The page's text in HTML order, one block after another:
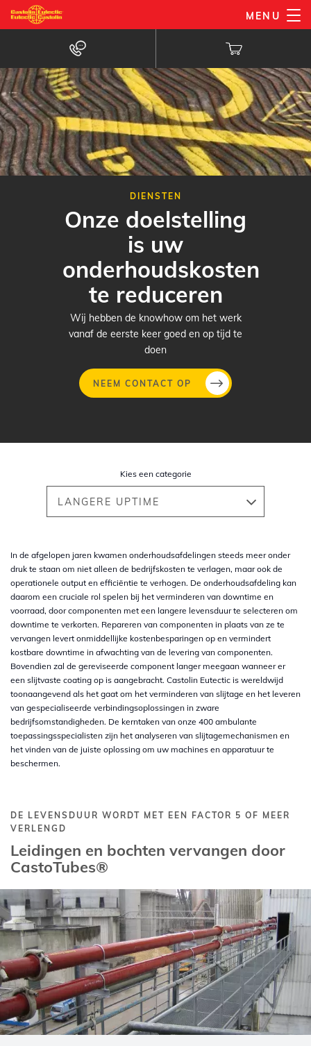
Overslaan
en
de
inhoud
gaan
MENU
DIENSTEN
Onze doelstelling
is uw
onderhoudskosten
te reduceren
Wij hebben de knowhow om het werk
vanaf de eerste keer goed en op tijd te
doen
NEEM CONTACT OP
de
inhoud
gaan
Kies een categorie
LANGERE UPTIME
In de afgelopen jaren kwamen onderhoudsafdelingen steeds meer onder
druk te staan om niet alleen de bedrijfskosten te verlagen, maar ook de
operationele output en efficiëntie te verhogen. De onderhoudsafdeling kan
daarom een cruciale rol spelen bij het verminderen van downtime en
voorraad, door componenten met een langere levensduur te selecteren om
downtime te verkorten. Repareren van componenten in plaats van ze te
vervangen levert onmiddellijke kostenbesparingen op en vermindert
kostbare downtime in afwachting van de levering van componenten.
Bovendien zal de gereviseerde component langer meegaan wanneer er
een slijtvaste coating op is aangebracht. Castolin Eutectic is wereldwijd
toonaangevend als het gaat om het verminderen van slijtage en het leveren
van gespecialiseerde verbindingsoplossingen in zware
bedrijfsomstandigheden. De kerntaken van onze 400 ambulante
toepassingsspecialisten zijn het analyseren van slijtagemechanismen en
het vinden van de juiste oplossing om uw machines en apparatuur te
beschermen.
DE LEVENSDUUR WORDT MET EEN FACTOR 5 OF MEER
VERLENGD
Leidingen en bochten vervangen door
CastoTubes®